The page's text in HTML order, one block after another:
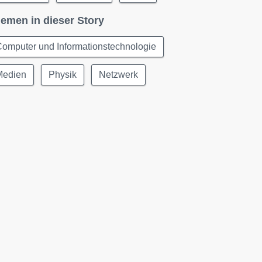
in dieser Story
und Informationstechnologie
Physik Netzwerk